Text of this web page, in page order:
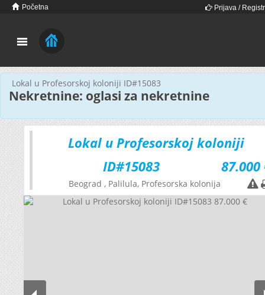
Početna Prijava /
Nekretnine: oglasi za nekretnine
Lokal u Profesorskoj koloniji ID#15083
Lokal u Profesorskoj koloniji
ID#15083
87.000
Beograd , Palilula, Profesorska kolonija